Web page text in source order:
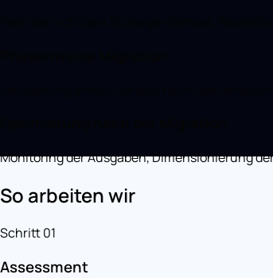
Monitoring der Ausgaben, Dimensionierung
So arbeiten wir
Schritt 01
Assessment